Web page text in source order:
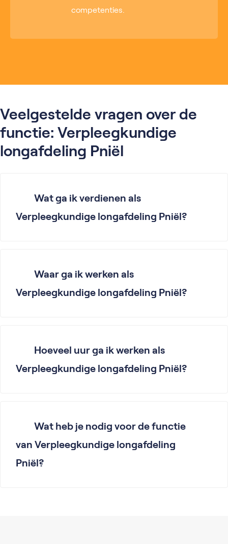
competenties.
Veelgestelde vragen over de
functie: Verpleegkundige
longafdeling Pniël
Wat ga ik verdienen als
Verpleegkundige longafdeling Pniël?
Waar ga ik werken als
Verpleegkundige longafdeling Pniël?
Hoeveel uur ga ik werken als
Verpleegkundige longafdeling Pniël?
Wat heb je nodig voor de functie
van Verpleegkundige longafdeling
Pniël?